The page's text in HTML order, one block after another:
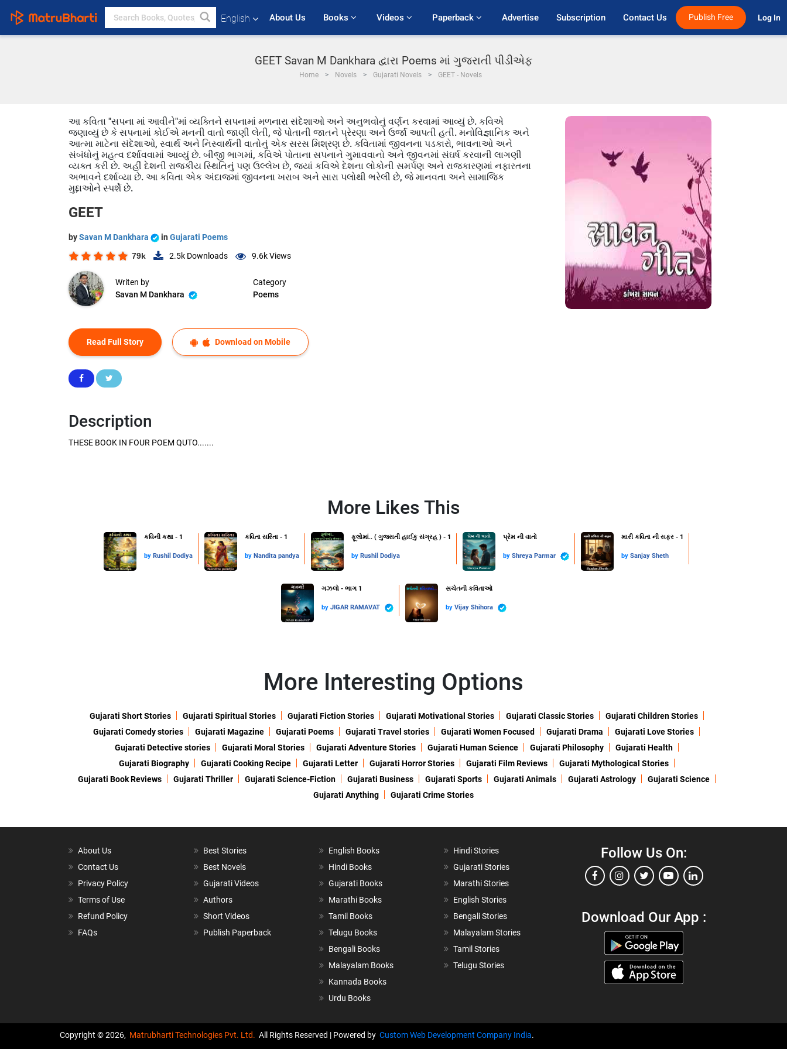
English About Us Books Videos Paperback Advertise Subscription Contact Us Publish Free Log In
GEET Savan M Dankhara દ્વારા Poems માં ગુજરાતી પીડીએફ
Home Novels Gujarati Novels GEET - Novels
આ કવિતા "સપના માં આવીને"માં વ્યક્તિને સપનામાં મળનારા સંદેશાઓ અને અનુભવોનું વર્ણન કરવામાં આવ્યું છે. કવિએ
જણાવ્યું છે કે સપનામાં કોઈએ મનની વાતો જાણી લેતી, જે પોતાની જાતને પ્રેરણા અને ઉર્જા આપતી હતી. મનોવિજ્ઞાનિક અને
આત્મા માટેના સંદેશાઓ, સ્વાર્થ અને નિસ્વાર્થની વાતોનું એક સરસ મિશ્રણ છે. કવિતામાં જીવનના પડકારો, ભાવનાઓ અને
સંબંધોનું મહત્વ દર્શાવવામાં આવ્યું છે. બીજી ભાગમાં, કવિએ પોતાના સપનાને ગુમાવવાનો અને જીવનમાં સંઘર્ષ કરવાની લાગણી
વ્યક્ત કરી છે. અહીં દેશની રાજકીય સ્થિતિનું પણ ઉલ્લેખ છે, જ્યાં કવિએ દેશના લોકોની સમર્પણ અને રાજકારણમાં નફારતના
અભાવને દર્શાવ્યા છે. આ કવિતા એક અંદાજમાં જીવનના ખરાબ અને સારા પલોથી ભરેલી છે, જે માનવતા અને સામાજિક
મુદ્દાઓને સ્પર્શે છે.
GEET
bySavan M Dankhara in Gujarati Poems
79k 2.5k Downloads 9.6kViews
Writen by
Savan M Dankhara
Category
Poems
Read Full Story Download on Mobile
Description
THESE BOOK IN FOUR POEM QUTO.......
More Likes This
કવિની કથા - 1
by Rushil Dodiya
કવિતા સરિતા - 1
by Nandita pandya
ફૂલોમાં.. ( ગુજરાતી હાઈકુ સંગ્રહ ) - 1
by Rushil Dodiya
પ્રેમ ની વાતો
by Shreya Parmar
મારી કવિતા ની સફર - 1
by Sanjay Sheth
ગઝલો - ભાગ 1
by JIGAR RAMAVAT
સચેતની કવિતાઓ
by Vijay Shihora
More Interesting Options
Gujarati Short Stories Gujarati Spiritual Stories Gujarati Fiction Stories Gujarati Motivational Stories Gujarati Classic Stories
Gujarati Children Stories
Gujarati Comedy stories
Gujarati Magazine Gujarati Poems Gujarati Travel stories Gujarati Women Focused Gujarati Drama
Gujarati Love Stories
Gujarati Detective stories
Gujarati Moral Stories Gujarati Adventure Stories Gujarati Human Science Gujarati Philosophy
Gujarati Health
Gujarati Biography
Gujarati Cooking Recipe Gujarati Letter Gujarati Horror Stories Gujarati Film Reviews
Gujarati Mythological Stories
Gujarati Book Reviews
Gujarati Thriller Gujarati Science-Fiction Gujarati Business Gujarati Sports Gujarati Animals Gujarati Astrology
Gujarati Science
Gujarati Anything
Gujarati Crime Stories
About Us
Contact Us
Privacy Policy
Terms of Use
Refund Policy
FAQs
Best Stories
Best Novels
Gujarati Videos
Authors
Short Videos
Publish Paperback
English Books
Hindi Books
Gujarati Books
Marathi Books
Tamil Books
Telugu Books
Bengali Books
Malayalam Books
Kannada Books
Urdu Books
Hindi Stories
Gujarati Stories
Marathi Stories
English Stories
Bengali Stories
Malayalam Stories
Tamil Stories
Telugu Stories
Follow Us On:
Download Our App :
Copyright © 2026, Matrubharti Technologies Pvt. Ltd. All Rights Reserved | Powered by Custom Web Development Company India.